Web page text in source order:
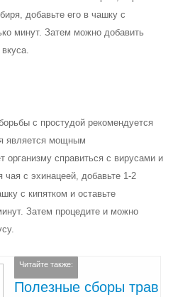
добавьте его в чашку с
минут. Затем можно добавить
с простудой рекомендуется
является мощным
организму справиться с вирусами и
чая с эхинацеей, добавьте 1-2
с кипятком и оставьте
Затем процедите и можно
Читайте также:
Полезные сборы трав